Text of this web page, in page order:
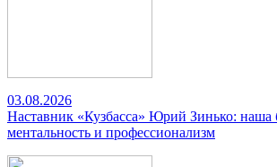
03.08.2026
Наставник «Кузбасса» Юрий Зинько: наша
ментальность и профессионализм